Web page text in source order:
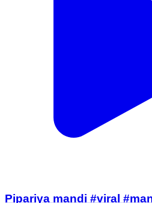
Pipariya mandi #viral